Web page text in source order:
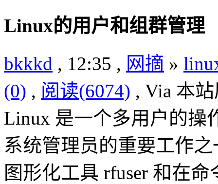
Linux的用户和组群管理
bkkkd , 12:35 , 网摘 »
(0) , 阅读(6074) , Via 本
Linux 是一个多用户的操
系统管理员的重要工作
图形化工具 rfuser 和在